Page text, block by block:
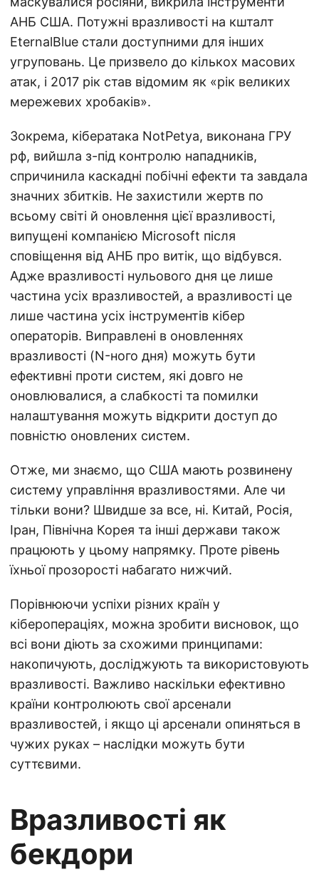
АНБ США. Потужні вразливості на кшталт
EternalBlue стали доступними для інших
угруповань. Це призвело до кількох масових
атак, і 2017 рік став відомим як «рік великих
мережевих хробаків».
Зокрема, кібератака NotPetya, виконана ГРУ
рф, вийшла з-під контролю нападників,
спричинила каскадні побічні ефекти та завдала
значних збитків. Не захистили жертв по
всьому світі й оновлення цієї вразливості,
випущені компанією Microsoft після
сповіщення від АНБ про витік, що відбувся.
Адже вразливості нульового дня це лише
частина усіх вразливостей, а вразливості це
лише частина усіх інструментів кібер
операторів. Виправлені в оновленнях
вразливості (N-ного дня) можуть бути
ефективні проти систем, які довго не
оновлювалися, а слабкості та помилки
налаштування можуть відкрити доступ до
повністю оновлених систем.
Отже, ми знаємо, що США мають розвинену
систему управління вразливостями. Але чи
тільки вони? Швидше за все, ні. Китай, Росія,
Іран, Північна Корея та інші держави також
працюють у цьому напрямку. Проте рівень
їхньої прозорості набагато нижчий.
Порівнюючи успіхи різних країн у
кіберопераціях, можна зробити висновок, що
всі вони діють за схожими принципами:
накопичують, досліджують та використовують
вразливості. Важливо наскільки ефективно
країни контролюють свої арсенали
вразливостей, і якщо ці арсенали опиняться в
чужих руках – наслідки можуть бути
суттєвими.
Вразливості як
бекдори